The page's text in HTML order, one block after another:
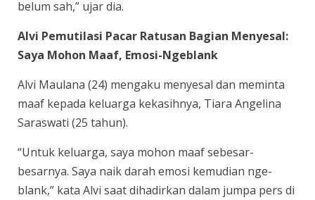
belum sah,” ujar dia.
Alvi Pemutilasi Pacar Ratusan Bagian Menyesal:
Saya Mohon Maaf, Emosi-Ngeblank
Alvi Maulana (24) mengaku menyesal dan meminta
maaf kepada keluarga kekasihnya, Tiara Angelina
Saraswati (25 tahun).
“Untuk keluarga, saya mohon maaf sebesar-
besarnya. Saya naik darah emosi kemudian nge-
blank,” kata Alvi saat dihadirkan dalam jumpa pers di